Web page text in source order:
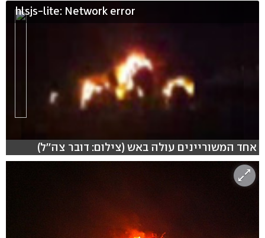
hlsjs-lite: Network error
אחד המשוריינים עולה באש (צילום: דובר צה''ל)